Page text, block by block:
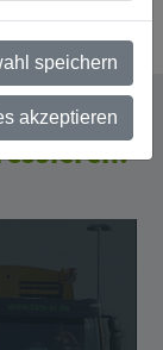
speichern
akzeptieren